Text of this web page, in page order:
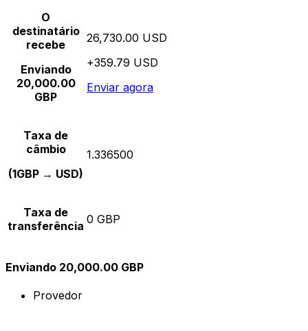
O
destinatário
recebe
Enviando
20,000.00
GBP
26,730.00 USD
+359.79 USD
Enviar agora
Taxa de
câmbio
(1GBP → USD)
1.336500
Taxa de
transferência 0 GBP
Enviando 20,000.00 GBP
Provedor